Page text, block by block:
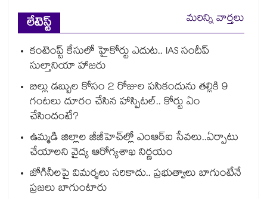
లేటెస్ట్
మరిన్ని వార్తలు
కంటెంప్ట్ కేసులో హైకోర్టు ఎదుట.. IAS సందీప్
సుల్తానియా హాజరు
బిల్లు డబ్బుల కోసం 2 రోజుల పసికందును తల్లికి 9
గంటలు దూరం చేసిన హాస్పిటల్.. కోర్టు ఏం
చేసిందంటే?
ఉమ్మడి జిల్లాల జీజీహెచ్‌‌ల్లో ఎంఆర్ఐ సేవలు..ఏర్పాటు
చేయాలని వైద్య ఆరోగ్యశాఖ నిర్ణయం
జోగినీలపై విమర్శలు సరికాదు.. ప్రభుత్వాలు బాగుంటేనే
ప్రజలు బాగుంటారు